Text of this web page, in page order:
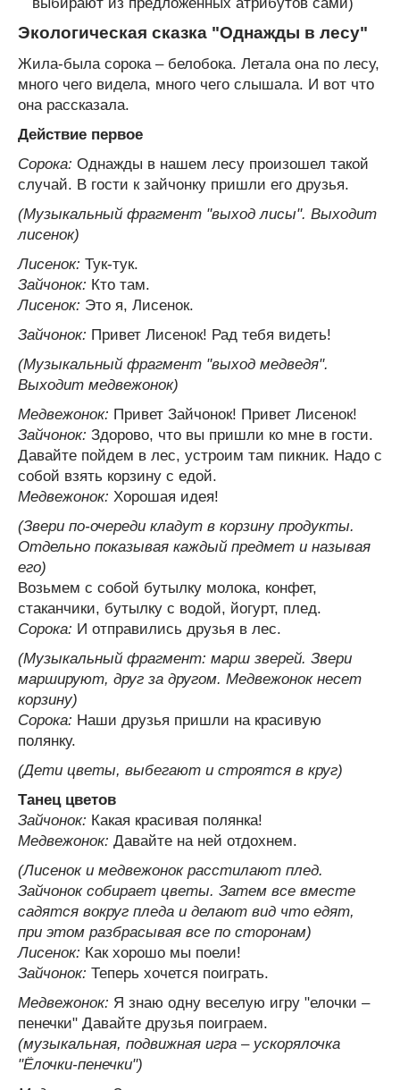
Экологическая сказка "Однажды в лесу"
Жила-была сорока – белобока. Летала она по лесу,
много чего видела, много чего слышала. И вот что
она рассказала.
Действие первое
Сорока: Однажды в нашем лесу произошел такой
случай. В гости к зайчонку пришли его друзья.
(Музыкальный фрагмент "выход лисы". Выходит
лисенок)
Лисенок: Тук-тук.
Зайчонок: Кто там.
Лисенок: Это я, Лисенок.
Зайчонок: Привет Лисенок! Рад тебя видеть!
(Музыкальный фрагмент "выход медведя".
Выходит медвежонок)
Медвежонок: Привет Зайчонок! Привет Лисенок!
Зайчонок: Здорово, что вы пришли ко мне в гости.
Давайте пойдем в лес, устроим там пикник. Надо с
собой взять корзину с едой.
Медвежонок: Хорошая идея!
(Звери по-очереди кладут в корзину продукты.
Отдельно показывая каждый предмет и называя
его)
Возьмем с собой бутылку молока, конфет,
стаканчики, бутылку с водой, йогурт, плед.
Сорока: И отправились друзья в лес.
(Музыкальный фрагмент: марш зверей. Звери
маршируют, друг за другом. Медвежонок несет
корзину)
Сорока: Наши друзья пришли на красивую
полянку.
(Дети цветы, выбегают и строятся в круг)
Танец цветов
Зайчонок: Какая красивая полянка!
Медвежонок: Давайте на ней отдохнем.
(Лисенок и медвежонок расстилают плед.
Зайчонок собирает цветы. Затем все вместе
садятся вокруг пледа и делают вид что едят,
при этом разбрасывая все по сторонам)
Лисенок: Как хорошо мы поели!
Зайчонок: Теперь хочется поиграть.
Медвежонок: Я знаю одну веселую игру "елочки –
пенечки" Давайте друзья поиграем.
(музыкальная, подвижная игра – ускорялочка
"Ёлочки-пенечки")